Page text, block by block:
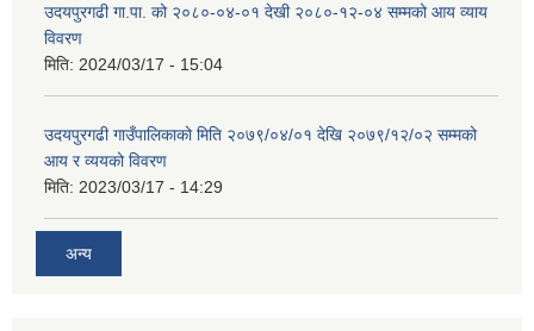
उदयपुरगढी गा.पा. को २०८०-०४-०१ देखी २०८०-१२-०४ सम्मको आय व्याय
विवरण
मिति: 2024/03/17 - 15:04
उदयपुरगढी गाउँपालिकाको मिति २०७९/०४/०१ देखि २०७९/१२/०२ सम्मको
आय र व्ययको विवरण
मिति: 2023/03/17 - 14:29
अन्य